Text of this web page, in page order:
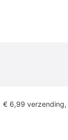
€ 6,99 verzending,